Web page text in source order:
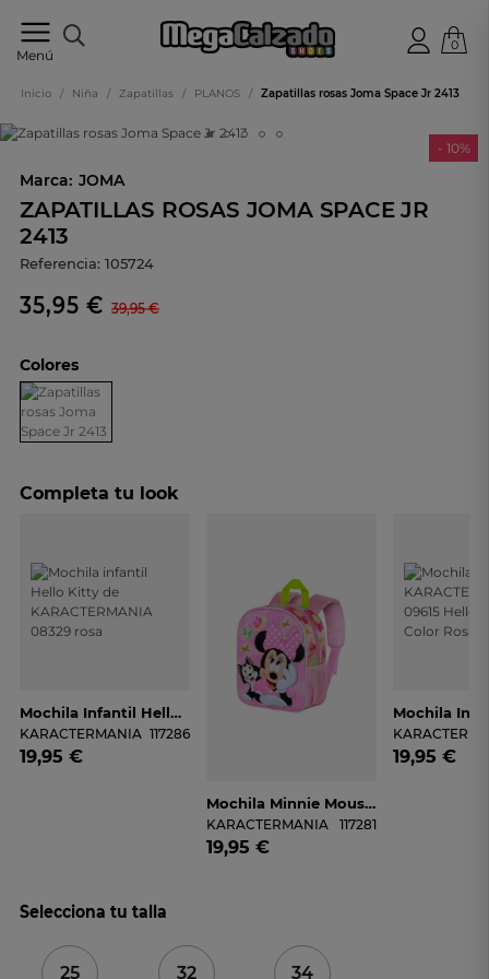
Menú
online
0
Inicio / Niña / Zapatillas / PLANOS / Zapatillas rosas Joma Space Jr 2413
- 10%
Marca: JOMA
ZAPATILLAS ROSAS JOMA SPACE JR
2413
Referencia: 105724
35,95 € 39,95 €
Colores
Completa tu look
Mochila Infantil Hello Kitty De KARACTERMANIA 08329 Rosa
KARACTERMANIA 117286
19,95 €
Mochila Minnie Mouse KARACTERMANIA 08174 Rosa Para Niña
KARACTERMANIA 117281
19,95 €
19,95 €
Selecciona tu talla
25 32 34